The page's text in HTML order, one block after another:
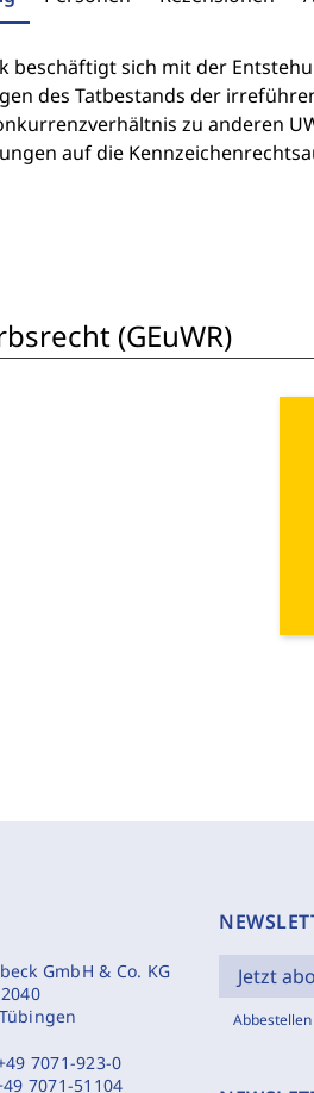
beschäftigt sich mit der
des Tatbestands der
zu anderen
auf die
(GEuWR)
GmbH & Co. KG
7071-923-0
7071-51104
Jetzt
Abbestellen